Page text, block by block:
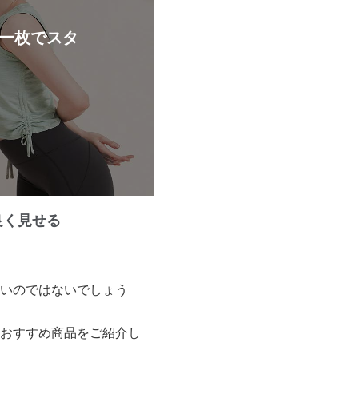
枚でスタ
見せる
のではないでしょう
すすめ商品をご紹介し